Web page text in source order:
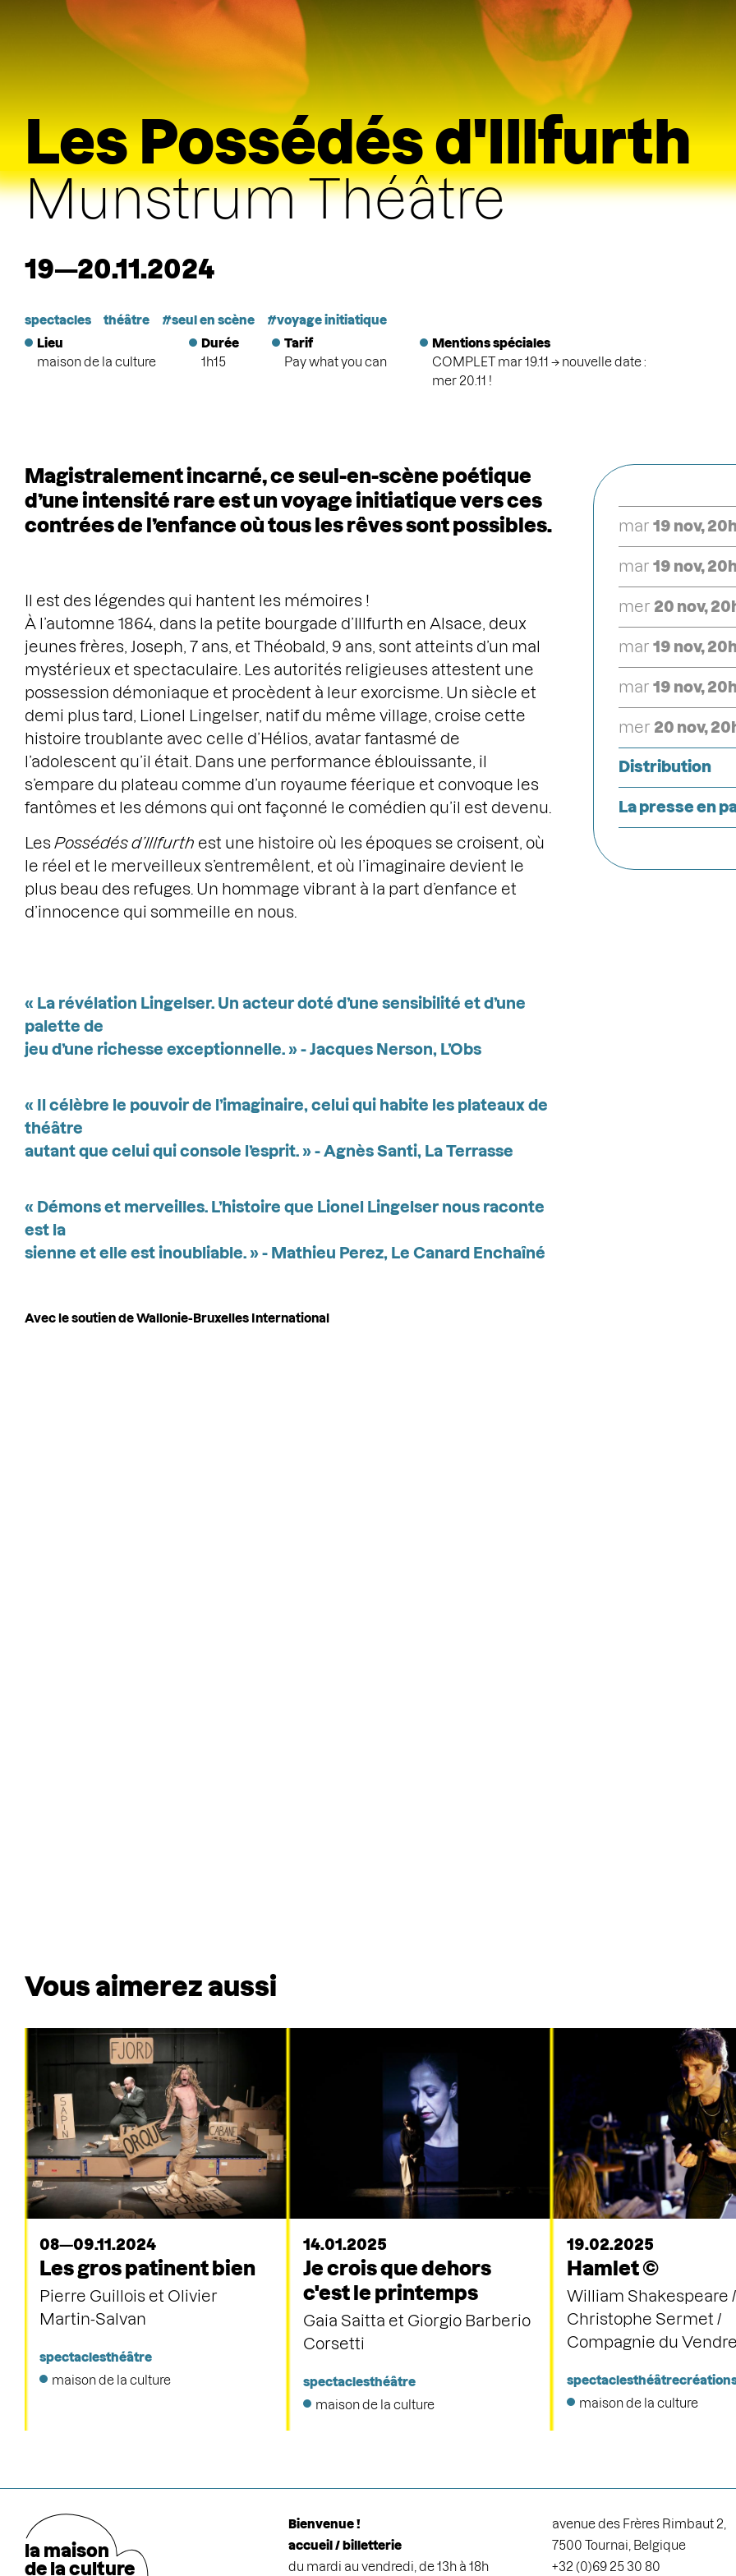
Les Possédés d'Illfurth
Munstrum Théâtre
19—20.11.2024
spectacles théâtre seul en scène
voyage initiatique
Lieu
maison de la culture
Durée
1h15
Tarif
Pay what you can
Mentions spéciales
COMPLET mar 19.11 → nouvelle date :
mer 20.11 !
Magistralement incarné, ce seul-en-scène poétique
d’une intensité rare est un voyage initiatique vers ces
contrées de l’enfance où tous les rêves sont possibles.
Il est des légendes qui hantent les mémoires !
À l’automne 1864, dans la petite bourgade d’Illfurth en Alsace, deux
jeunes frères, Joseph, 7 ans, et Théobald, 9 ans, sont atteints d’un mal
mystérieux et spectaculaire. Les autorités religieuses attestent une
possession démoniaque et procèdent à leur exorcisme. Un siècle et
demi plus tard, Lionel Lingelser, natif du même village, croise cette
histoire troublante avec celle d’Hélios, avatar fantasmé de
l’adolescent qu’il était. Dans une performance éblouissante, il
s’empare du plateau comme d’un royaume féerique et convoque les
fantômes et les démons qui ont façonné le comédien qu’il est devenu.
Les Possédés d’Illfurth est une histoire où les époques se croisent, où
le réel et le merveilleux s’entremêlent, et où l’imaginaire devient le
plus beau des refuges. Un hommage vibrant à la part d’enfance et
d’innocence qui sommeille en nous.
« La révélation Lingelser. Un acteur doté d’une sensibilité et d’une
palette de
jeu d’une richesse exceptionnelle. » - Jacques Nerson, L’Obs
« Il célèbre le pouvoir de l’imaginaire, celui qui habite les plateaux de
théâtre
autant que celui qui console l’esprit. » - Agnès Santi, La Terrasse
« Démons et merveilles. L’histoire que Lionel Lingelser nous raconte
est la
sienne et elle est inoubliable. » - Mathieu Perez, Le Canard Enchaîné
Avec le soutien de Wallonie-Bruxelles International
mar 19 nov,
mar 19 nov,
mer 20 nov,
mar 19 nov,
mar 19 nov,
mer 20 nov,
Distribution
La presse en
Vous aimerez aussi
08—09.11.2024
Les gros patinent bien
Pierre Guillois et Olivier
Martin-Salvan
spectaclesthéâtre
maison de la culture
14.01.2025
Je crois que dehors
c'est le printemps
Gaia Saitta et Giorgio Barberio
Corsetti
spectaclesthéâtre
maison de la culture
19.02.2025
Hamlet ©
William Shakespeare /
Christophe Sermet /
Compagnie du
spectaclesthéâtre
maison de la culture
la maison
de la culture
Bienvenue !
accueil / billetterie
du mardi au vendredi, de 13h à 18h
avenue des Frères Rimbaut 2,
7500 Tournai, Belgique
+32 (0)69 25 30 80